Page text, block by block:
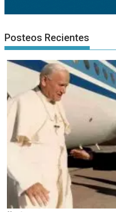
Posteos Recientes